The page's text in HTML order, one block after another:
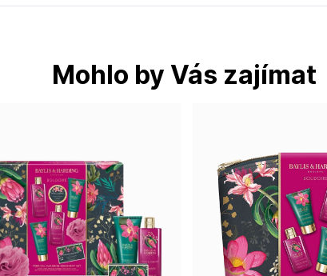
Mohlo by Vás zajímat